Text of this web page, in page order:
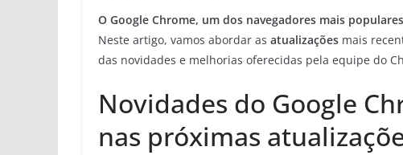
O Google Chrome, um dos navegadores mais
Neste artigo, vamos abordar as atualizações mais
das novidades e melhorias oferecidas pela equipe do
Novidades do Google
nas próximas